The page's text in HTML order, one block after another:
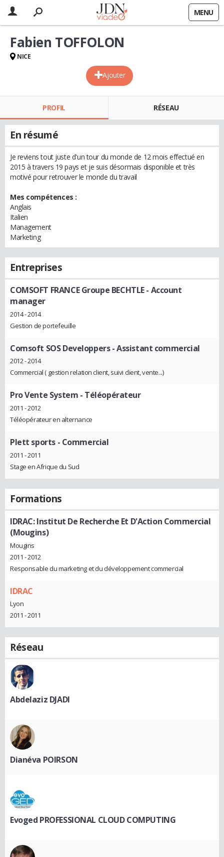
MENU
Ajouter
Fabien TOFFOLON
NICE
PROFIL RÉSEAU
En résumé
Je reviens tout juste d'un tour du monde de 12 mois effectué en
2015 à travers 19 pays et je suis désormais disponible et très
motivé pour retrouver le monde du travail
Mes compétences :
Anglais
Italien
Management
Marketing
Entreprises
COMSOFT FRANCE Groupe BECHTLE- Account
manager
2014 - 2014
Gestion de portefeuille
Comsoft SOS Developpers- Assistant commercial
2012 - 2014
Commercial ( gestion relation client, suivi client, vente...)
Pro Vente System - Téléopérateur
2011 - 2012
Téléopérateur en alternance
Plett sports- Commercial
2011 - 2011
Stage en Afrique du Sud
Formations
IDRAC: Institut De Recherche Et D'Action Commercial
(Mougins)
Mougins
2011 - 2012
Responsable du marketing et du développement commercial
IDRAC
Lyon
2011 - 2011
Réseau
Abdelaziz DJADI
Dianéva POIRSON
Evoged PROFESSIONAL CLOUD COMPUTING